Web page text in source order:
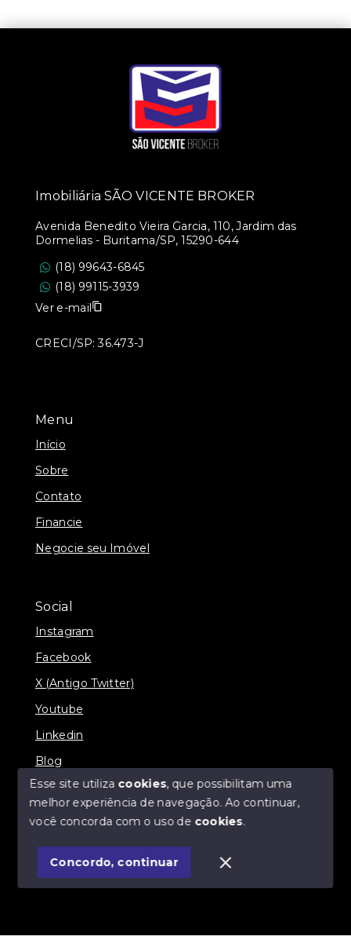
Menu
Início
Sobre
Contato
Financie
Negocie seu Imóvel
Social
Instagram
Facebook
X (Antigo Twitter)
Youtube
Linkedin
Blog
© Copyright 2026 - Imobiliária SÃO VICENTE
SITE PARA IMOBILIARIA
Imobiliária SÃO VICENTE BROKER
Avenida Benedito Vieira Garcia, 110, Jardim das
Dormelias - Buritama/SP, 15290-644
(18) 99643-6845
(18) 99115-3939
Ver e-mail
CRECI/SP: 36.473-J
Esse site utiliza cookies, que possibilitam uma
melhor experiência de navegação.Ao continuar,
você concorda com o uso de cookies.
Concordo, continuar